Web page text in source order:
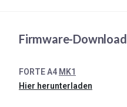
Firmware-Download
FORTE A4 MK1
Hier herunterladen